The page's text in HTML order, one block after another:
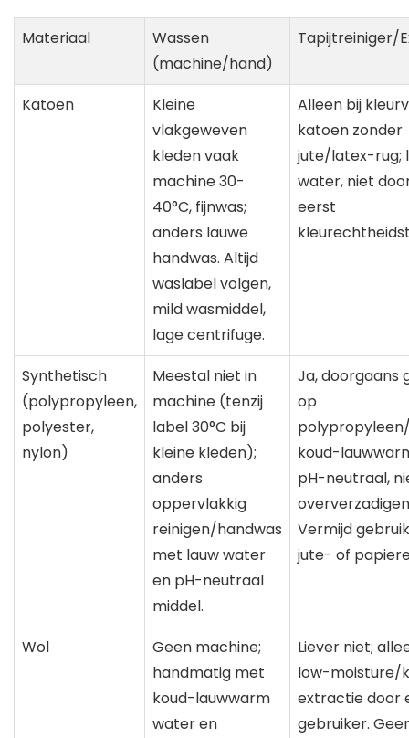
Materiaal
Wassen
(machine/hand)
Tapijtreiniger/
Katoen
Kleine
vlakgeweven
kleden vaak
machine 30-
40°C, fijnwas;
anders lauwe
handwas. Altijd
waslabel volgen,
mild wasmiddel,
lage centrifuge.
Alleen bij
katoen zonder
jute/latex-rug;
water, niet
eerst
Synthetisch
(polypropyleen,
polyester,
nylon)
Meestal niet in
machine (tenzij
label 30°C bij
kleine kleden);
anders
oppervlakkig
reinigen/handwas
met lauw water
en pH-neutraal
middel.
Ja, doorgaans
op
koud-
pH-neutraal,
Vermijd
jute- of
Wol
Geen machine;
handmatig met
koud-lauwwarm
water en
Liever niet;
low-moisture/
extractie door
gebruiker.